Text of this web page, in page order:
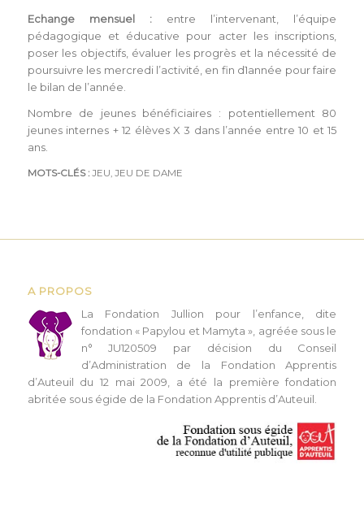
Echange mensuel :entre l’intervenant, l’équipe
pédagogique et éducative pour acter les inscriptions,
poser les objectifs, évaluer les progrès et la nécessité de
poursuivre les mercredi l’activité, en fin d1année pour faire
le bilan de l’année.
Nombre de jeunes bénéficiaires : potentiellement 80
jeunes internes + 12 élèves X 3 dans l’année entre 10 et 15
ans.
MOTS-CLÉS : JEU, JEU DE DAME
A PROPOS
L a Fondation Jullion pour l’enfance, dite
fondation « Papylou et Mamyta », agréée sous le
n° JU120509 par décision du Conseil
d’Administration de la Fondation Apprentis
d’Auteuil du 12 mai 2009, a été la première fondation
abritée sous égide de la Fondation Apprentis d’Auteuil.